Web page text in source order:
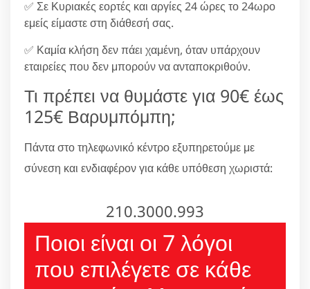
✅ Σε Κυριακές εορτές και αργίες 24 ώρες το 24ωρο
εμείς είμαστε στη διάθεσή σας.
✅ Καμία κλήση δεν πάει χαμένη, όταν υπάρχουν
εταιρείες που δεν μπορούν να ανταποκριθούν.
Τι πρέπει να θυμάστε για 90€ έως
125€ Βαρυμπόμπη;
Πάντα στο τηλεφωνικό κέντρο εξυπηρετούμε με
σύνεση και ενδιαφέρον για κάθε υπόθεση χωριστά:
210.3000.993
Ποιοι είναι οι 7 λόγοι
που επιλέγετε σε κάθε